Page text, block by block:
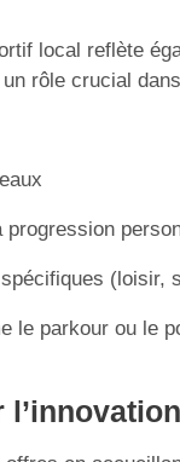
local reflète
rôle crucial
progression
(loisir,
le parkour ou le